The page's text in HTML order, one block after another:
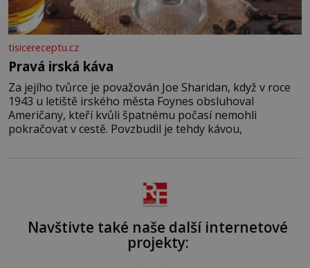
tisicereceptu.cz
Pravá irská káva
Za jejího tvůrce je považován Joe Sharidan, když v roce
1943 u letiště irského města Foynes obsluhoval
Američany, kteří kvůli špatnému počasí nemohli
pokračovat v cestě. Povzbudil je tehdy kávou,
Navštivte také naše další internetové
projekty: